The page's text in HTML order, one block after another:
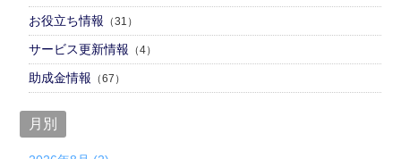
お役立ち情報 （31）
サービス更新情報 （4）
助成金情報 （67）
月別